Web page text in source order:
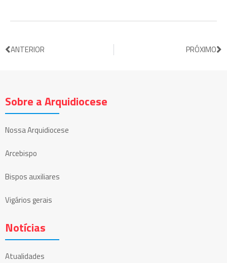
ANTERIOR PRÓXIMO
Sobre a Arquidiocese
Nossa Arquidiocese
Arcebispo
Bispos auxiliares
Vigários gerais
Notícias
Atualidades